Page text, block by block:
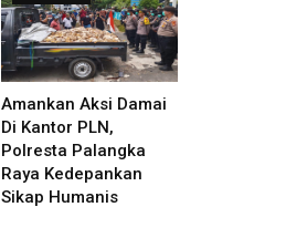
Amankan Aksi Damai
Di Kantor PLN,
Polresta Palangka
Raya Kedepankan
Sikap Humanis